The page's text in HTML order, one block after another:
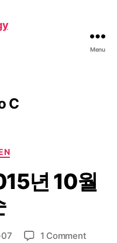
Menu
C
년 10월
1 Commenton